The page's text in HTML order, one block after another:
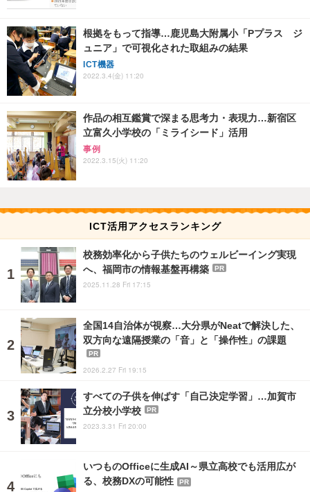
根拠をもって指導…鹿児島大附属小「Pプラス ジ
ュニア」で可視化された取組みの結果
ICT機器
2022.3.4(金) 11:20
作品の相互鑑賞で深まる思考力・表現力…新宿区
立富久小学校の「ミライシード」活用
事例
2022.3.15(火) 11:20
ICT活用アクセスランキング
校務効率化から子供たちのウェルビーイング実現
へ、福岡市の情報基盤再構築
PR
2025.11.28 Fri 17:15
全国14自治体が視察…大分県がNeatで解決した、
双方向な遠隔授業の「音」と「操作性」の課題
PR
2026.2.27 Fri 19:15
すべての子供を伸ばす「自己決定学習」…加賀市
立分校小学校
PR
2023.3.31 Fri 20:00
いつものOfficeに生成AI～県立高校でも活用広が
る、校務DXの可能性
PR